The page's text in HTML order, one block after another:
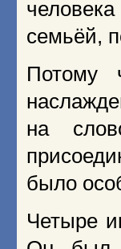
семьёй,
Потому
на
было
Четыре